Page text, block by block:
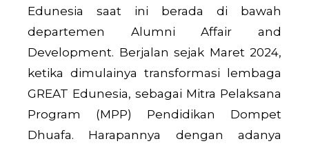
Edunesia saat ini berada di bawah
departemen Alumni Affair and
Development. Berjalan sejak Maret 2024,
ketika dimulainya transformasi lembaga
GREAT Edunesia, sebagai Mitra Pelaksana
Program (MPP) Pendidikan Dompet
Dhuafa. Harapannya dengan adanya